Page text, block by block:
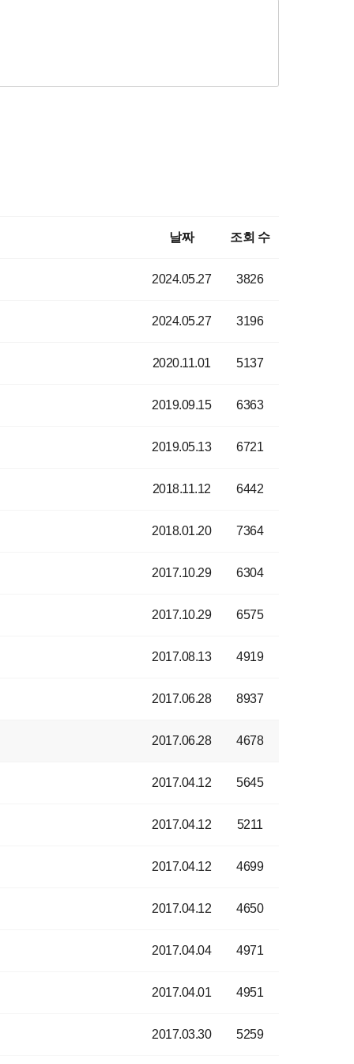
날짜 조회 수
2024.05.27 3826
2024.05.27 3196
2020.11.01 5137
2019.09.15 6363
2019.05.13 6721
2018.11.12 6442
2018.01.20 7364
2017.10.29 6304
2017.10.29 6575
2017.08.13 4919
2017.06.28 8937
2017.06.28 4678
2017.04.12 5645
2017.04.12 5211
2017.04.12 4699
2017.04.12 4650
2017.04.04 4971
2017.04.01 4951
2017.03.30 5259